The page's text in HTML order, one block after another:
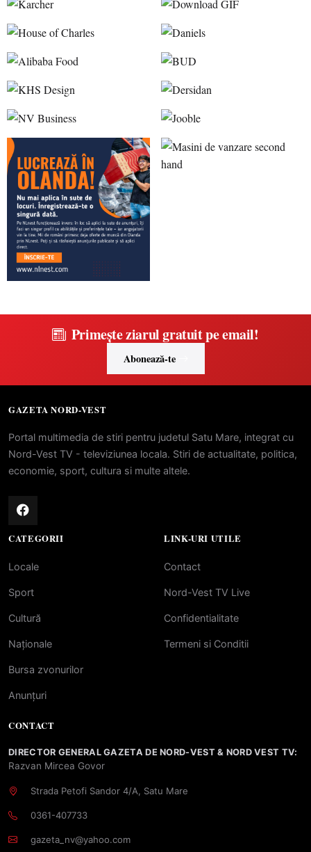
Primește ziarul gratuit pe email!
Abonează-te
GAZETA NORD-VEST
Portal multimedia de stiri pentru judetul Satu Mare, integrat cu
Nord-Vest TV - televiziunea locala. Stiri de actualitate, politica,
economie, sport, cultura si multe altele.
CATEGORII
Locale
Sport
Cultură
Naționale
Bursa zvonurilor
Anunțuri
LINK-URI UTILE
Contact
Nord-Vest TV Live
Confidentialitate
Termeni si Conditii
CONTACT
DIRECTOR GENERAL GAZETA DE NORD-VEST & NORD VEST TV:
Razvan Mircea Govor
Strada Petofi Sandor 4/A, Satu Mare
0361-407733
gazeta_nv@yahoo.com